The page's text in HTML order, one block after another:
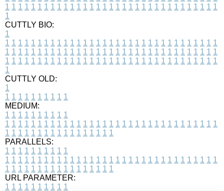
1 1 1 1 1 1 1 1 1 1 1 1 1 1 1 1 1 1 1 1 1 1 1 1 1 1 1 1 1 1 1 1 1
1
CUTTLY BIO:
1
1 1 1 1 1 1 1 1 1 1 1 1 1 1 1 1 1 1 1 1 1 1 1 1 1 1 1 1 1 1 1 1 1
1 1 1 1 1 1 1 1 1 1 1 1 1 1 1 1 1 1 1 1 1 1 1 1 1 1 1 1 1 1 1 1 1
1 1 1 1 1 1 1 1 1 1 1 1 1 1 1 1 1 1 1 1 1 1 1 1 1 1 1 1 1 1 1 1 1
1
CUTTLY OLD:
1
1 1 1 1 1 1 1 1 1 1
MEDIUM:
1 1 1 1 1 1 1 1 1 1
1 1 1 1 1 1 1 1 1 1 1 1 1 1 1 1 1 1 1 1 1 1 1 1 1 1 1 1 1 1 1 1 1
1 1 1 1 1 1 1 1 1 1 1 1 1 1 1 1 1
PARALLELS:
1 1 1 1 1 1 1 1 1 1
1 1 1 1 1 1 1 1 1 1 1 1 1 1 1 1 1 1 1 1 1 1 1 1 1 1 1 1 1 1 1 1 1
1 1 1 1 1 1 1 1 1 1 1 1 1 1 1 1 1
URL PARAMETER:
1 1 1 1 1 1 1 1 1 1